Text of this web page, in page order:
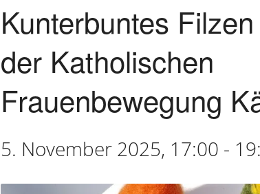
Kunterbuntes
der Katholischen
Frauenbewegung
5. November 2025, 17:00 -